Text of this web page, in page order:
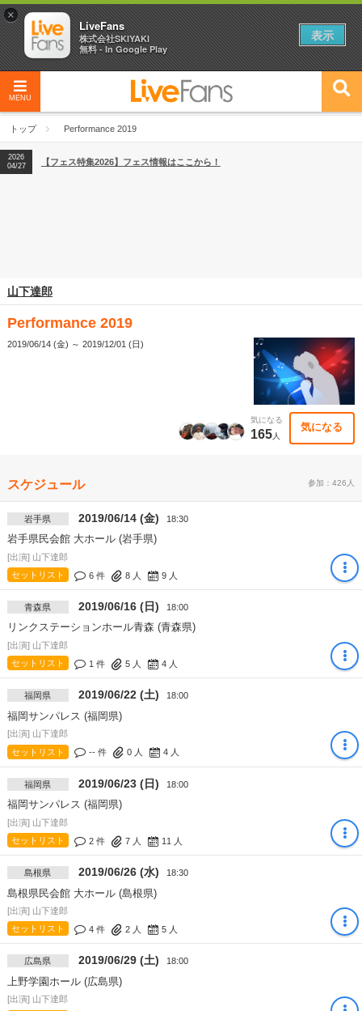
MENU
トップ Performance 2019
2026
04/27
2026
【ライブ動員ランキング】2026年上半期編発表！
2026
04/27
【フェス特集2026】フェス情報はここから！
山下達郎
Performance 2019
2019/06/14 (金) ～ 2019/12/01 (日)
気になる
165人
気になる
スケジュール 参加：426人
岩手県 2019/06/14 (金) 18:30
岩手県民会館 大ホール (岩手県)
[出演] 山下達郎
セットリスト
6 件 8人 9人
青森県 2019/06/16 (日) 18:00
リンクステーションホール青森 (青森県)
[出演] 山下達郎
セットリスト
1 件 5人 4人
福岡県 2019/06/22 (土) 18:00
福岡サンパレス (福岡県)
[出演] 山下達郎
セットリスト
-- 件 0人 4人
福岡県 2019/06/23 (日) 18:00
福岡サンパレス (福岡県)
[出演] 山下達郎
セットリスト
2 件 7人 11 人
島根県 2019/06/26 (水) 18:30
島根県民会館 大ホール (島根県)
[出演] 山下達郎
セットリスト
4 件 2人 5人
広島県 2019/06/29 (土) 18:00
上野学園ホール (広島県)
[出演] 山下達郎
×
LiveFans
株式会社SKIYAKI
無料 - In Google Play
表示